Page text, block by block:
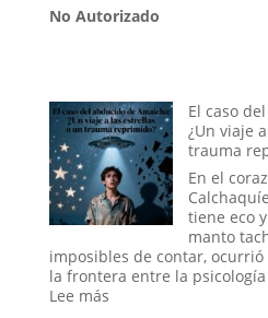
No Autorizado
El caso
¿Un viaje
trauma
En el
tiene eco
manto
imposibles de contar,
la frontera entre la
Lee más: